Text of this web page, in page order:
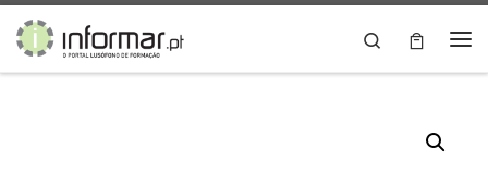
Skip to content
Search